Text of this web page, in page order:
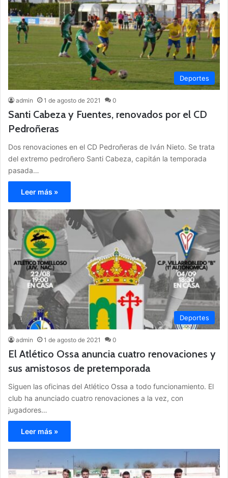
Deportes
admin 1 de agosto de 2021 0
Santi Cabeza y Fuentes, renovados por el CD
Pedroñeras
Dos renovaciones en el CD Pedroñeras de Iván Nieto. Se trata
del extremo pedroñero Santi Cabeza, capitán la temporada
pasada…
Leer más »
Deportes
admin 1 de agosto de 2021 0
El Atlético Ossa anuncia cuatro renovaciones y
sus amistosos de pretemporada
Siguen las oficinas del Atlético Ossa a todo funcionamiento. El
club ha anunciado cuatro renovaciones a la vez, con
jugadores…
Leer más »